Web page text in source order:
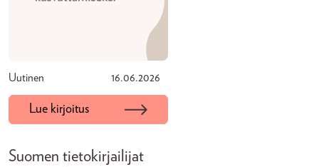
Uutinen 16.06.2026
Lue kirjoitus
Suomen tietokirjailijat